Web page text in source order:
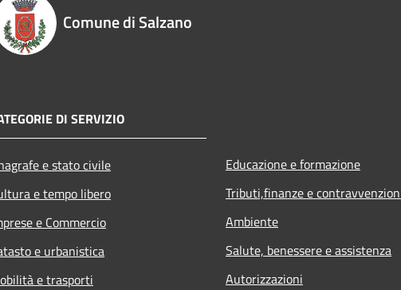
Comune di Salzano
DI SERVIZIO
e stato civile
e tempo libero
e Commercio
e urbanistica
e trasporti
Educazione e formazione
Tributi,finanze e
Ambiente
Salute, benessere e assistenza
Autorizzazioni